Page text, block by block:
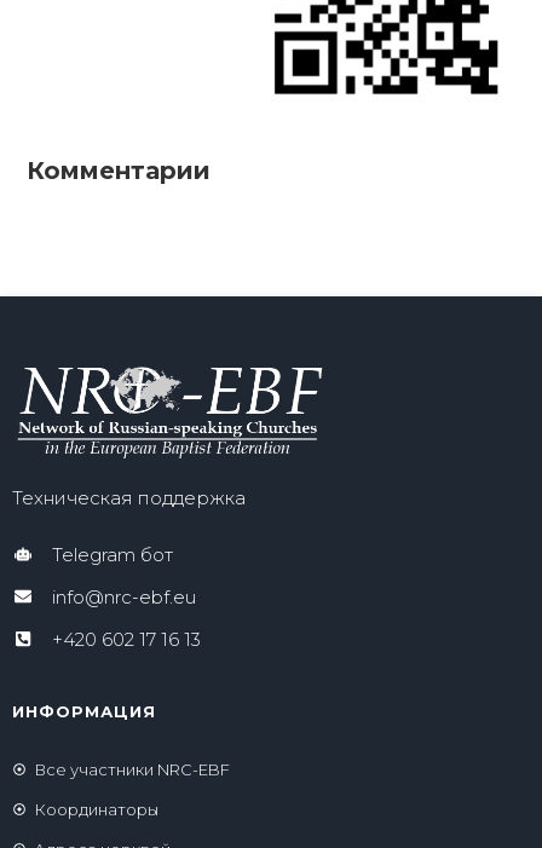
Комментарии
Техническая поддержка
Telegram бот
info@nrc-ebf.eu
+420 602 17 16 13
ИНФОРМАЦИЯ
Все участники NRC-EBF
Координаторы